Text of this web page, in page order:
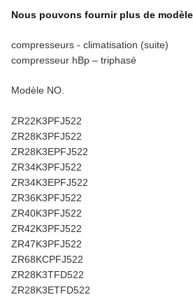
Nous pouvons fournir plus de
compresseurs - climatisation (suite)
compresseur hBp – triphasé
Modèle NO.
ZR22K3PFJ522
ZR28K3PFJ522
ZR28K3EPFJ522
ZR34K3PFJ522
ZR34K3EPFJ522
ZR36K3PFJ522
ZR40K3PFJ522
ZR42K3PFJ522
ZR47K3PFJ522
ZR68KCPFJ522
ZR28K3TFD522
ZR28K3ETFD522